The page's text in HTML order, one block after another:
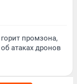
промзона,
атаках дронов